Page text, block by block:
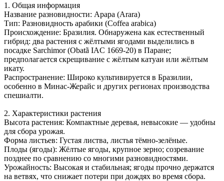
1. Общая информация
Название разновидности: Арара (Arara)
Тип: Разновидность арабики (Coffea arabica)
Происхождение: Бразилия. Обнаружена как естественный
гибрид: два растения с жёлтыми ягодами выделились в
посадке Sarchimor (Obatã IAC 1669-20) в Паране;
предполагается скрещивание с жёлтым катуаи или жёлтым
икату.
Распространение: Широко культивируется в Бразилии,
особенно в Минас-Жерайс и других регионах производства
спешиалти.
2. Характеристики растения
Высота растения: Компактные деревья, невысокие — удобны
для сбора урожая.
Форма листьев: Густая листва, листья тёмно-зелёные.
Плоды (ягоды): Жёлтые ягоды, крупное зерно; созревание
позднее по сравнению со многими разновидностями.
Урожайность: Высокая и стабильная; ягоды прочно держатся
на ветвях, что снижает потери при дождях во время сбора.